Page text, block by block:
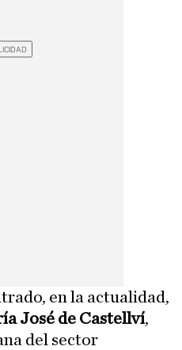
en la actualidad,
José de Castellví,
del sector